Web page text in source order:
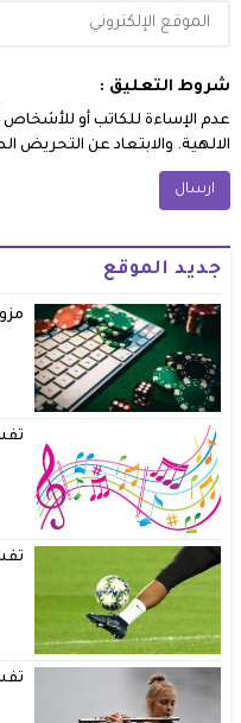
شروط التعليق :
عدم الإساءة للكاتب أو للأشخاص
الالهية. والابتعاد عن التحريض
جديد الموقع